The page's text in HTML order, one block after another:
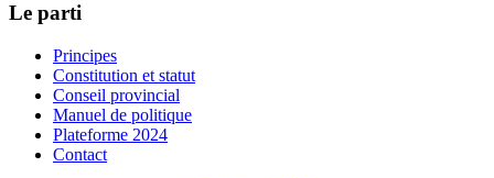
Le parti
Principes
Constitution et statut
Conseil provincial
Manuel de politique
Plateforme 2024
Contact